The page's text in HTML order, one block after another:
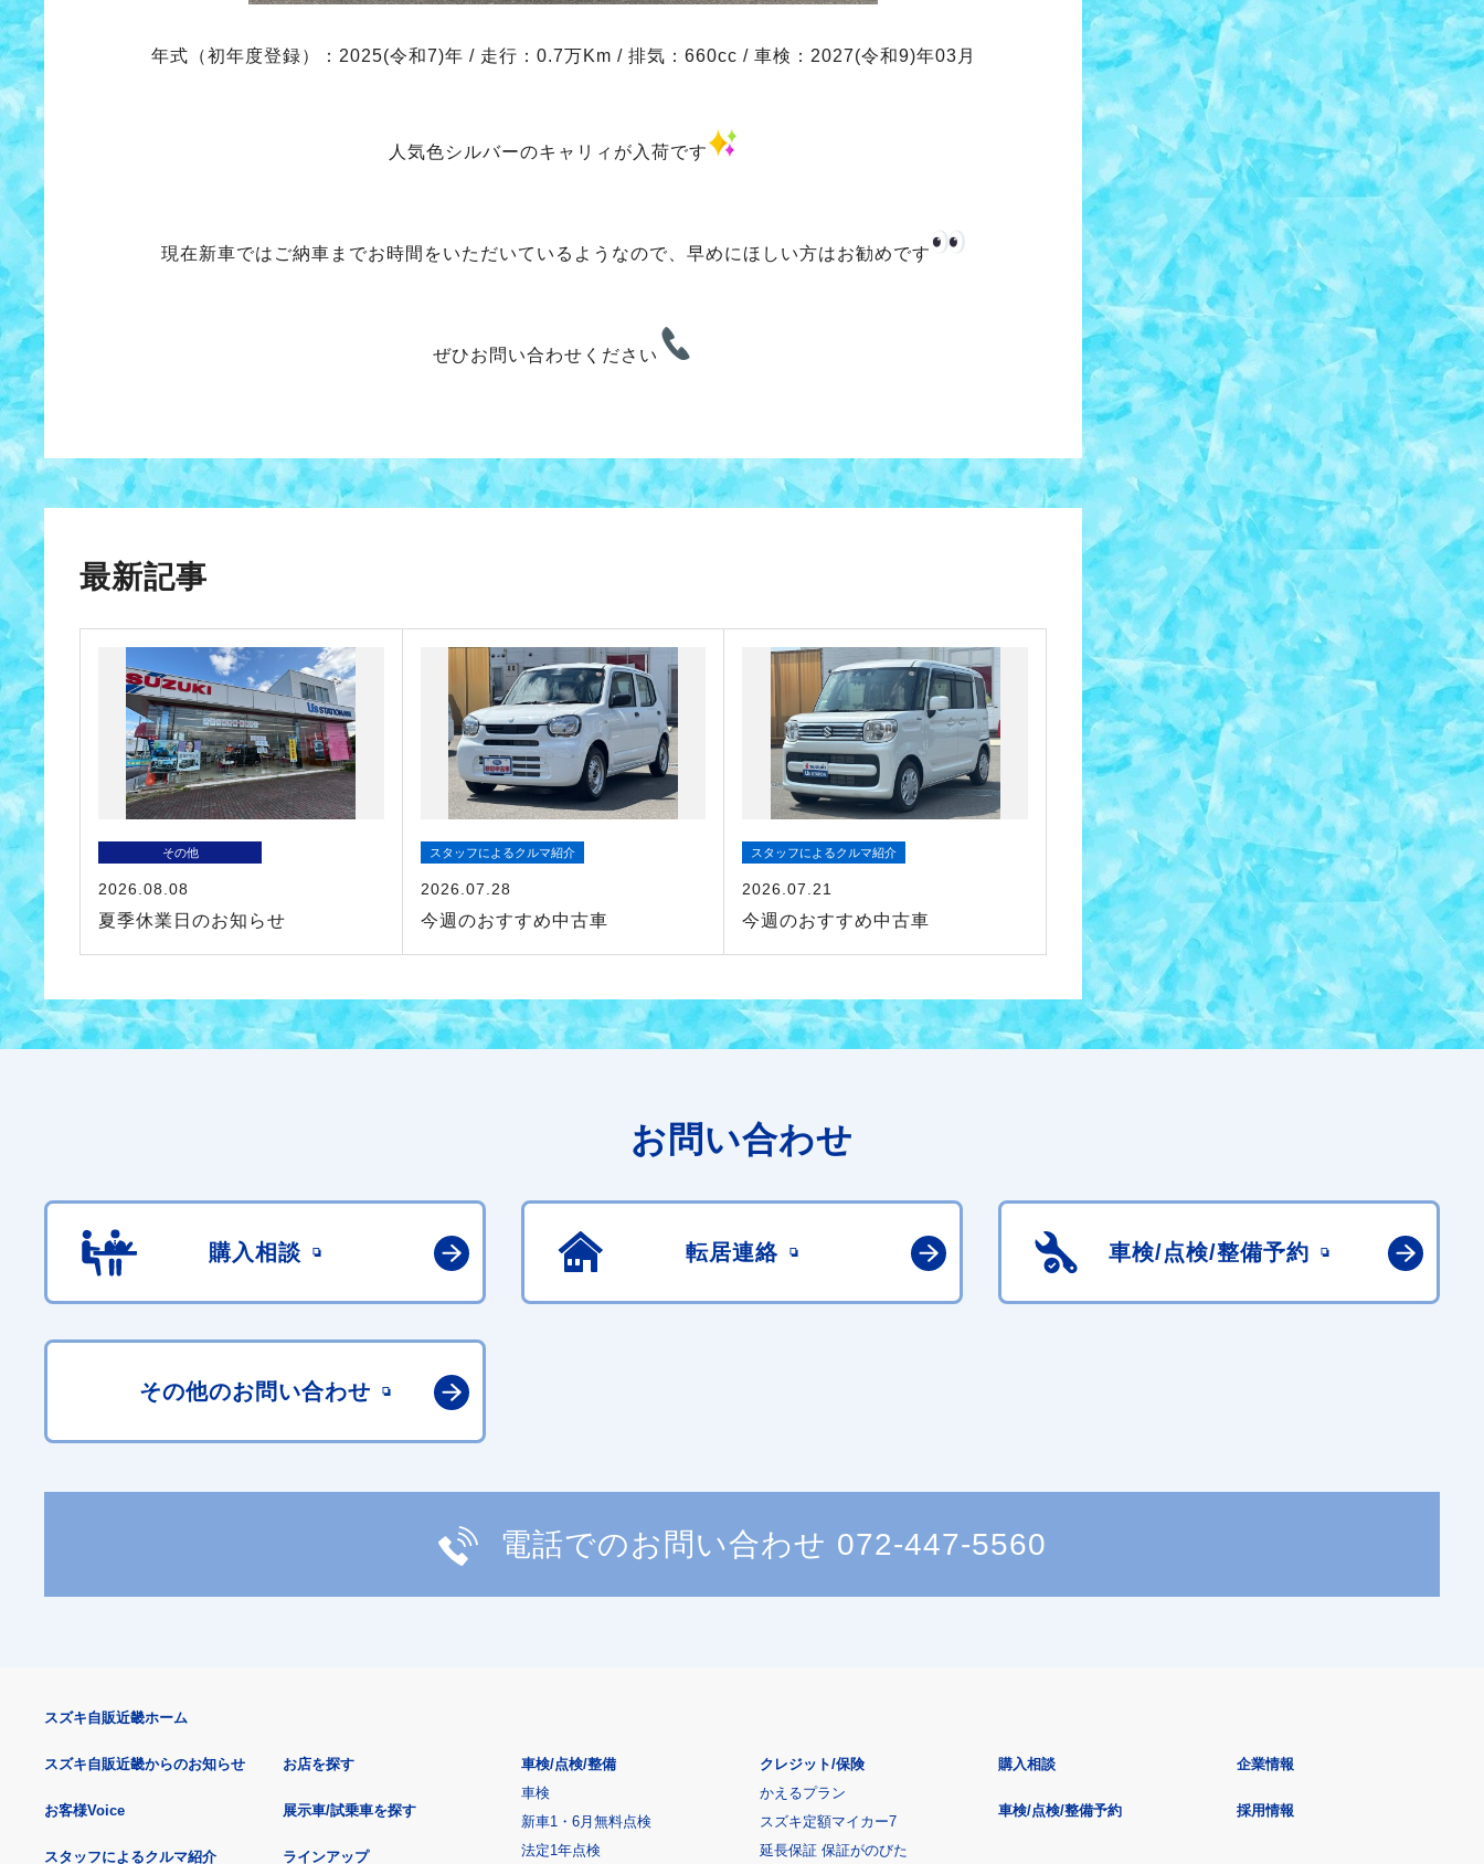
年式（初年度登録）：2025(令和7)年 / 走行：0.7万Km / 排気：660cc / 車検：2027(令和9)年03月
人気色シルバーのキャリィが入荷です
現在新車ではご納車までお時間をいただいているようなので、早めにほしい方はお勧めです
ぜひお問い合わせください
最新記事
その他
2026.08.08
夏季休業日のお知らせ
スタッフによるクルマ紹介
2026.07.28
今週のおすすめ中古車
スタッフによるクルマ紹介
2026.07.21
今週のおすすめ中古車
お問い合わせ
購入相談 転居連絡 車検/点検/整備予約
その他のお問い合わせ
電話でのお問い合わせ 072-447-5560
スズキ自販近畿ホーム
スズキ自販近畿からのお知らせ
お客様Voice
スタッフによるクルマ紹介
お店を探す
展示車/試乗車を探す
ラインアップ
車検/点検/整備
車検
新車1・6月無料点検
法定1年点検
クレジット/保険
かえるプラン
スズキ定額マイカー7
延長保証 保証がのびた
購入相談
車検/点検/整備予約
企業情報
採用情報